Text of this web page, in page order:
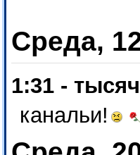
Среда,
1:31 -
канальи!